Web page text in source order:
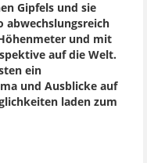
Gipfels und sie
abwechslungsreich
und mit
auf die Welt.
ein
und Ausblicke auf
laden zum